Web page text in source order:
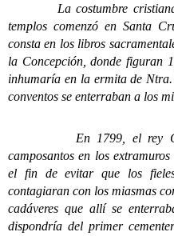
La costumbre
templos comenzó en Santa
consta en los libros
la Concepción, donde figuran
inhumaría en la ermita de
conventos se enterraban a los
En 1799, el rey
camposantos en los
el fin de evitar que los
contagiaran con los miasmas
cadáveres que allí se
dispondría del primer